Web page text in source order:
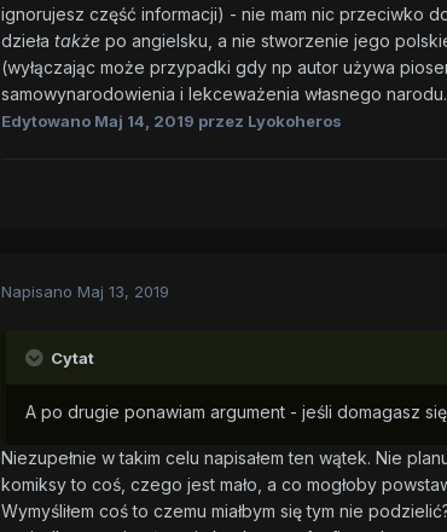
ignorujesz część informacji) - nie mam nic przeciwko
dzieła także po angielsku, a nie stworzenie jego
(wyłączając może przypadki gdy np autor używa
samowynarodowienia i lekceważenia własnego narodu.
Edytowano Maj 14, 2019 przez Lyokoheros
Napisano Maj 13, 2019
Cytat
A po drugie ponawiam argument - jeśli domagasz
Niezupełnie w takim celu napisałem ten wątek. Nie
komiksy to coś, czego jest mało, a co mogłoby
Wymyśliłem coś to czemu miałbym się tym nie